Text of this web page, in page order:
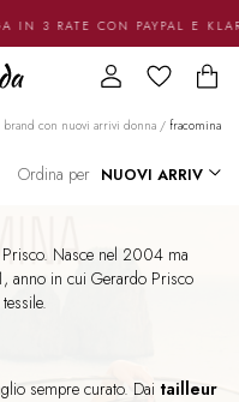
IN 3 RATE CON PAYPAL E
brand con nuovi arrivi donna / fracomina
Ordina per
Nasce nel 2004 ma
anno in cui Gerardo Prisco
sempre curato. Dai tailleur